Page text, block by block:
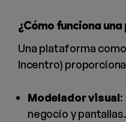
¿Cómo funciona
Una plataforma como
Incentro)
Modelador visual:
negocio y pantallas.